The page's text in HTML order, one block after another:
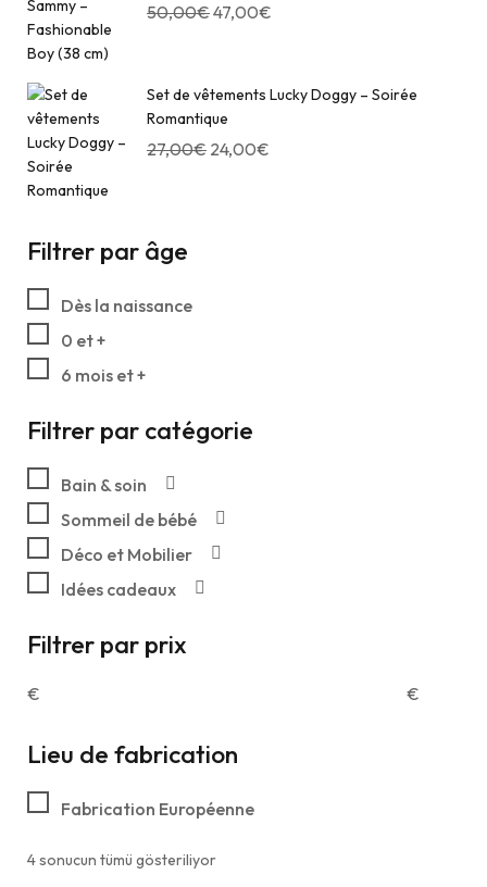
50,00€47,00€
Set de vêtements Lucky Doggy – Soirée
Romantique
27,00€ 24,00€
Filtrer par âge
Dès la naissance
0 et +
6 mois et +
Filtrer par catégorie
Bain & soin
Sommeil de bébé
Déco et Mobilier
Idées cadeaux
Filtrer par prix
€ €
Lieu de fabrication
Fabrication Européenne
4 sonucun tümü gösteriliyor